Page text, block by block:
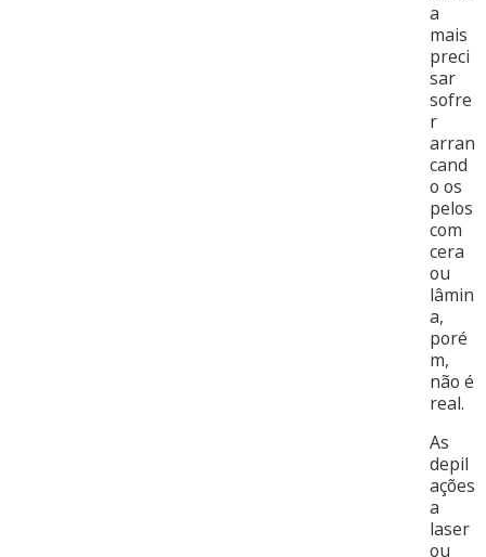
a
mais
preci
sar
sofre
r
arran
cand
o os
pelos
com
cera
ou
lâmin
a,
poré
m,
não é
real.
As
depil
ações
a
laser
ou